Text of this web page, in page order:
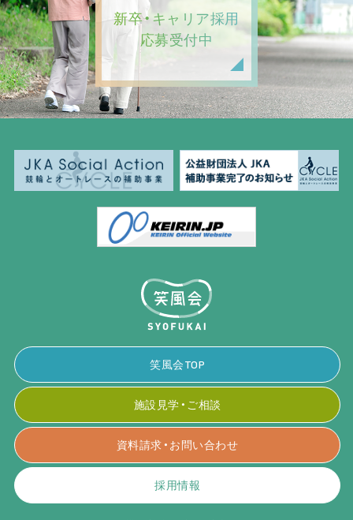
新卒・キャリア採用
応募受付中
笑風会TOP
施設見学・ご相談
資料請求・お問い合わせ
採用情報